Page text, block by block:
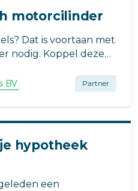
motorcilinder
Dat is voortaan met
nodig. Koppel deze
met een
smartphone of Apple
BV Partner
hypotheek
een